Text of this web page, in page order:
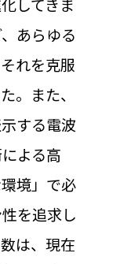
してきま
あらゆる
れを克服
。また、
する電波
よる高
境」で必
を追求し
は、現在